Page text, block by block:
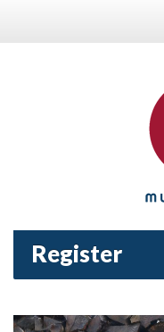
Register